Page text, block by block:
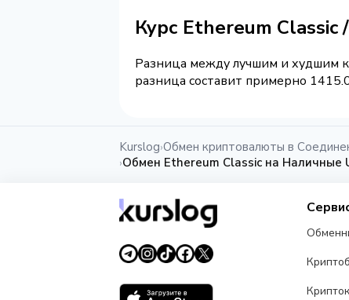
Курс Ethereum
Разница между лучшим и худшим
разница составит примерно
Kurslog›Обмен криптовалюты в
›Обмен Ethereum Classic на Наличные